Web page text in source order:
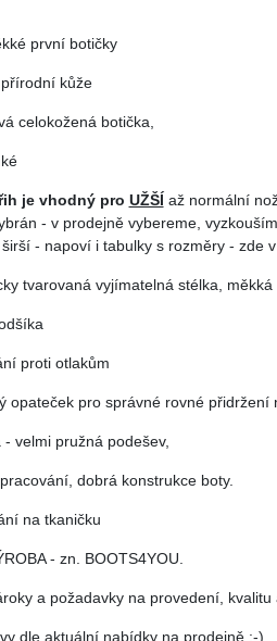
první botičky
kůže
celokožená botička,
je vhodný pro UŽŠÍ až normální
- v prodejně vybereme,
- napoví i tabulky s rozměry -
tvarovaná vyjímatelná stélka, měkká
proti otlakům
opateček pro správné rovné přidržení
velmi pružná podešev,
dobrá konstrukce boty.
na tkaničku
- zn. BOOTS4YOU.
a požadavky na provedení,
dle aktuální nabídky na prodejně :-)